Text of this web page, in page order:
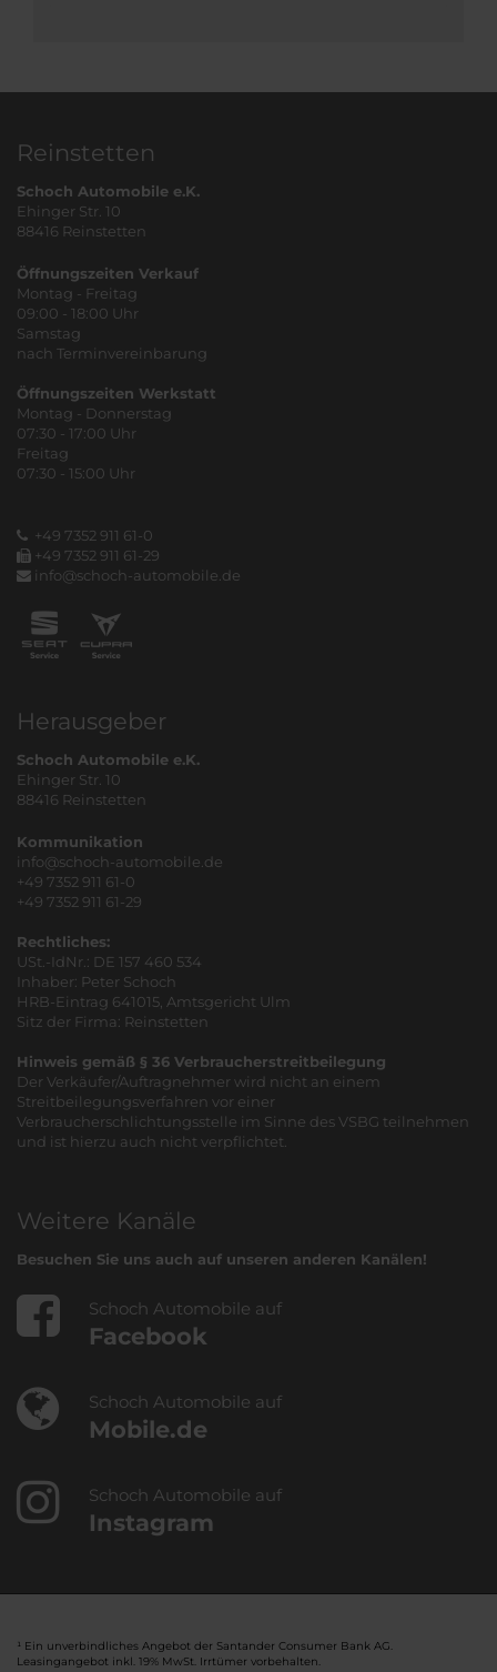
Reinstetten
Schoch Automobile e.K.
Ehinger Str. 10
88416 Reinstetten
Öffnungszeiten Verkauf
Montag - Freitag
09:00 - 18:00 Uhr
Samstag
nach Terminvereinbarung
Öffnungszeiten Werkstatt
Montag - Donnerstag
07:30 - 17:00 Uhr
Freitag
07:30 - 15:00 Uhr
+49 7352 911 61-0
+49 7352 911 61-29
info@schoch-automobile.de
Herausgeber
Schoch Automobile e.K.
Ehinger Str. 10
88416 Reinstetten
Kommunikation
info@schoch-automobile.de
+49 7352 911 61-0
+49 7352 911 61-29
Rechtliches:
USt.-IdNr.: DE 157 460 534
Inhaber: Peter Schoch
HRB-Eintrag 641015, Amtsgericht Ulm
Sitz der Firma: Reinstetten
Hinweis gemäß § 36 Verbraucherstreitbeilegung
Der Verkäufer/Auftragnehmer wird nicht an einem
Streitbeilegungsverfahren vor einer
Verbraucherschlichtungsstelle im Sinne des VSBG teilnehmen
und ist hierzu auch nicht verpflichtet.
Weitere Kanäle
Besuchen Sie uns auch auf unseren anderen Kanälen!
Schoch Automobile auf
Facebook
Schoch Automobile auf
Mobile.de
Schoch Automobile auf
Instagram
¹ Ein unverbindliches Angebot der Santander Consumer Bank AG.
Leasingangebot inkl. 19% MwSt. Irrtümer vorbehalten.